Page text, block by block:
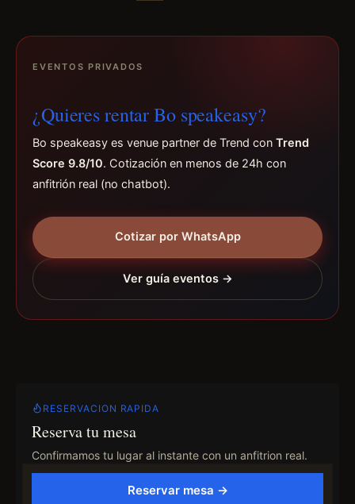
EVENTOS PRIVADOS
¿Quieres rentar Bo speakeasy?
Bo speakeasy es venue partner de Trend con Trend
Score 9.8/10. Cotización en menos de 24h con
anfitrión real (no chatbot).
Cotizar por WhatsApp
Ver guía eventos →
RESERVACION RAPIDA
Reserva tu mesa
Confirmamos tu lugar al instante con un anfitrion real.
Reservar mesa →